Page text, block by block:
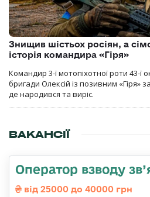
Знищив шістьох росіян, а
історія командира «Гіря»
Командир 3-ї мотопіхотної роти 43-ї
бригади Олексій із позивним
де народився та виріс.
ВАКАНСІЇ
Оператор взводу
від 25000 до 40000 грн